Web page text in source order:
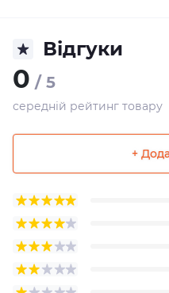
Відгуки
0 / 5
середній рейтинг товару
+